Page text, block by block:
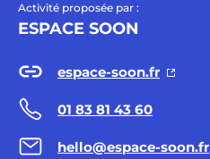
Activité proposée par :
ESPACE SOON
espace-soon.fr
01 83 81 43 60
hello@espace-soon.fr